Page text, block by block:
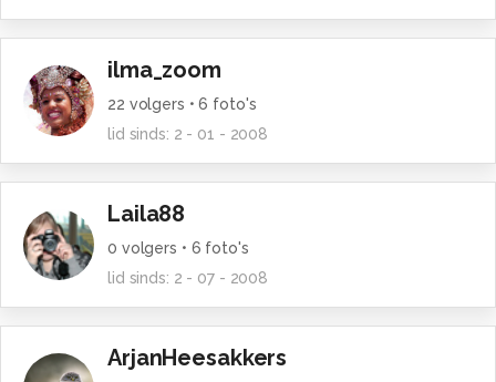
ilma_zoom
22 volgers •6 foto's
lid sinds: 2 - 01 - 2008
Laila88
0 volgers • 6 foto's
lid sinds: 2 - 07 - 2008
ArjanHeesakkers